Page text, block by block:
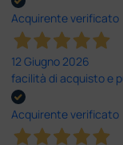
Acquirente verificato
12 Giugno 2026
facilità di acquisto e
Acquirente verificato